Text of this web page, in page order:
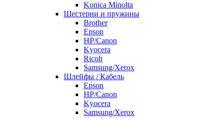
Konica Minolta
Шестерни и пружины
Brother
Epson
HP/Canon
Kyocera
Ricoh
Samsung/Xerox
Шлейфы / Кабель
Epson
HP/Canon
Kyocera
Samsung/Xerox